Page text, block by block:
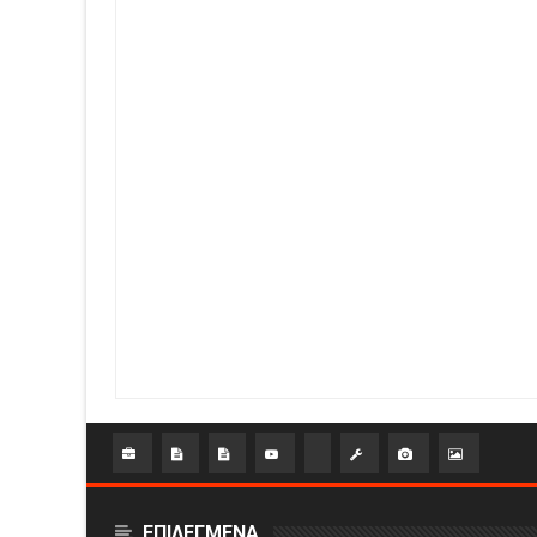
ΕΠΙΛΕΓΜΕΝΑ